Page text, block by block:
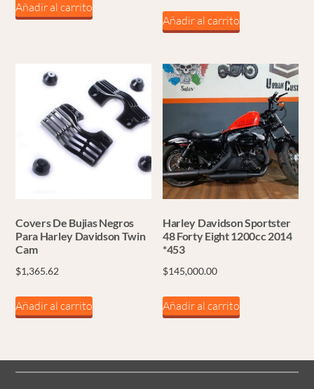
Añadir al carrito
Añadir al carrito
Covers De Bujias Negros
Para Harley Davidson Twin
Cam
$1,365.62
Añadir al carrito
Harley Davidson Sportster
48 Forty Eight 1200cc 2014
*453
$145,000.00
Añadir al carrito